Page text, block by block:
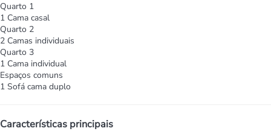
Quarto 1
1 Cama casal
Quarto 2
2 Camas individuais
Quarto 3
1 Cama individual
Espaços comuns
1 Sofá cama duplo
Características principais